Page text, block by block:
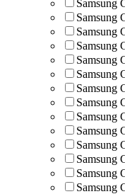
Samsung
Samsung
Samsung
Samsung
Samsung
Samsung
Samsung
Samsung
Samsung
Samsung
Samsung
Samsung
Samsung
Samsung